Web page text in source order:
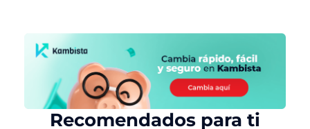
Recomendados para ti